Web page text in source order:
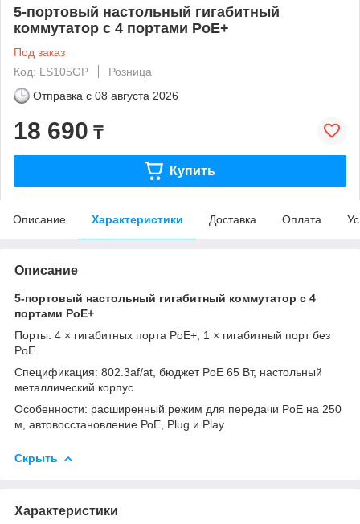
5-портовый настольный гигабитный
коммутатор с 4 портами PoE+
Под заказ
Код: LS105GP
Розница
Отправка с 08 августа 2026
18 690 ₸
Купить
Описание Характеристики Доставка Оплата
Описание
5-портовый настольный гигабитный коммутатор с 4
портами PoE+
Порты: 4 × гигабитных порта PoE+, 1 × гигабитный порт без
PoE
Спецификация: 802.3af/at, бюджет PoE 65 Вт, настольный
металлический корпус
Особенности: расширенный режим для передачи PoE на 250
м, автовосстановление РоЕ, Plug и Play
Скрыть
Характеристики